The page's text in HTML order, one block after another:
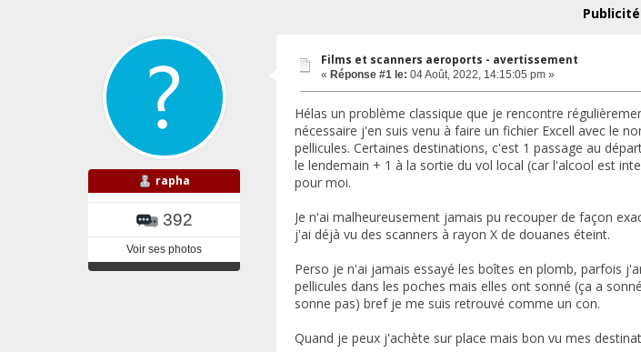
Publicité
rapha
392
Voir ses photos
Films et scanners aeroports - avertissement
« Réponse #1 le: 04 Août, 2022, 14:15:05 pm »
Hélas un problème classique que je rencontre
nécessaire j'en suis venu à faire un fichier Excell avec le
pellicules. Certaines destinations, c'est 1 passage au
le lendemain + 1 à la sortie du vol local (car l'alcool est
pour moi.
Je n'ai malheureusement jamais pu recouper de façon
j'ai déjà vu des scanners à rayon X de douanes éteint.
Perso je n'ai jamais essayé les boîtes en plomb, parfois
pellicules dans les poches mais elles ont sonné (ça a
sonne pas) bref je me suis retrouvé comme un con.
Quand je peux j'achète sur place mais bon vu mes